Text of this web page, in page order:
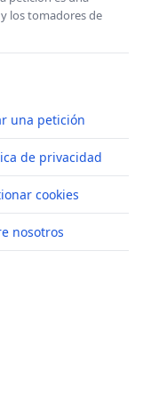
los tomadores de
una petición
de privacidad
cookies
nosotros